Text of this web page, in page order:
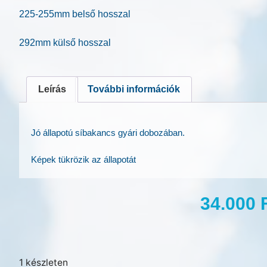
225-255mm belső hosszal
292mm külső hosszal
Leírás További információk
Jó állapotú síbakancs gyári dobozában.
Képek tükrözik az állapotát
34.000
1 készleten